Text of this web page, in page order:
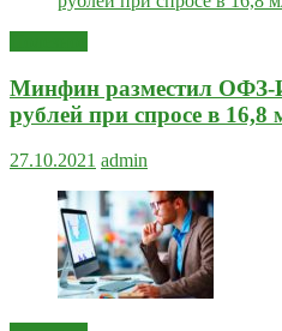
Минфин разместил ОФЗ-
рублей при спросе в 16,8
27.10.2021 admin